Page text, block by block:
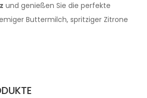
und genießen Sie die perfekte
Buttermilch, spritziger Zitrone